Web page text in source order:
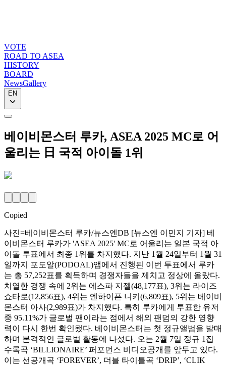
VOTE
ROAD TO ASEA
HISTORY
BOARD
NewsGallery
EN
베이비몬스터 루카, ASEA 2025 MC로 어
울리는 日 국적 아이돌 1위
Copied
사진=베이비몬스터 루카/뉴스엔DB [뉴스엔 이민지 기자] 베
이비몬스터 루카가 'ASEA 2025' MC로 어울리는 일본 국적 아
이돌 투표에서 최종 1위를 차지했다. 지난 1월 24일부터 1월 31
일까지 포도알(PODOAL)앱에서 진행된 이번 투표에서 루카
는 총 57,252표를 획득하며 경쟁자들을 제치고 정상에 올랐다.
치열한 경쟁 속에 2위는 에스파 지젤(48,177표), 3위는 라이즈
쇼타로(12,856표), 4위는 엔하이픈 니키(6,809표), 5위는 베이비
몬스터 아사(2,989표)가 차지했다. 특히 루카에게 투표한 유저
중 95.11%가 글로벌 팬이라는 점에서 해외 팬덤의 강한 영향
력이 다시 한번 확인됐다. 베이비몬스터는 첫 정규앨범을 발매
하며 본격적인 글로벌 활동에 나섰다. 오는 2월 7일 정규 1집
수록곡 ‘BILLIONAIRE’ 퍼포먼스 비디오공개를 앞두고 있다.
이는 선공개곡 ‘FOREVER’, 더블 타이틀곡 ‘DRIP’, ‘CLIK